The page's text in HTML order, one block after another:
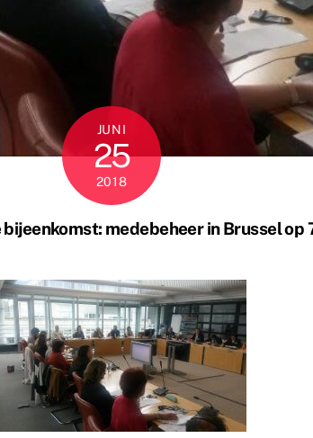
JUNI
25
2018
bijeenkomst: medebeheer in Brussel op